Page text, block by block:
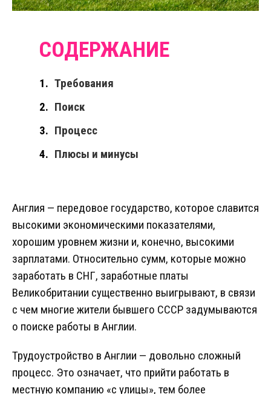
Требования
Поиск
Процесс
Плюсы и минусы
Англия — передовое государство, которое славится
высокими экономическими показателями,
хорошим уровнем жизни и, конечно, высокими
зарплатами. Относительно сумм, которые можно
заработать в СНГ, заработные платы
Великобритании существенно выигрывают, в связи
с чем многие жители бывшего СССР задумываются
о поиске работы в Англии.
Трудоустройство в Англии — довольно сложный
процесс. Это означает, что прийти работать в
местную компанию «с улицы», тем более